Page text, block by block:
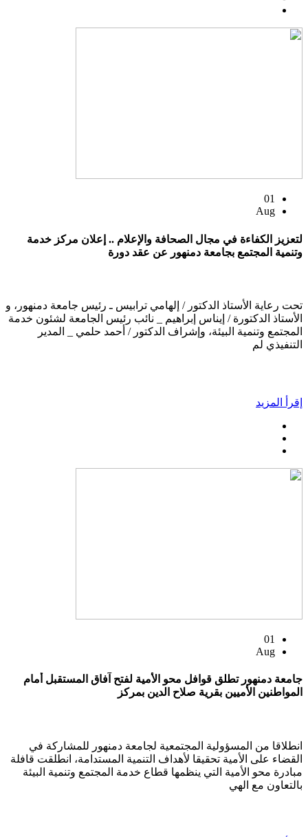
01
Aug
لتعزيز الكفاءة في مجال الصحافة والإعلام .. إعلان مركز خدمة
وتنمية المجتمع بجامعة دمنهور عن عقد دورة
تحت رعاية الأستاذ الدكتور / إلهامي ترابيس ـ رئيس جامعة دمنهور، و
الأستاذ الدكتورة / إيناس إبراهيم _ نائب رئيس الجامعة لشئون خدمة
المجتمع وتنمية البيئة، وإشراف الدكتور / أحمد حلمي _ المدير
التنفيذي لم
إقرأ المزيد
01
Aug
جامعة دمنهور تطلق قوافل محو الأمية لفتح آفاق المستقبل أمام
المواطنين الأميين بقرية صلاح الدين بمركز
انطلاقا من المسؤولية المجتمعية لجامعة دمنهور للمشاركة في
القضاء على الأمية تحقيقا لأهداف التنمية المستدامة، انطلقت قافلة
مبادرة محو الأمية التي ينظمها قطاع خدمة المجتمع وتنمية البيئة
بالتعاون مع الهي